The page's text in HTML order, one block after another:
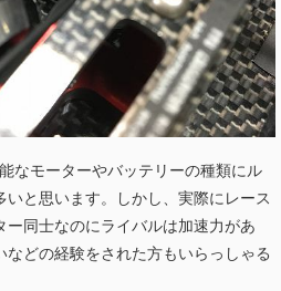
なモーターやバッテリーの種類にル
と思います。しかし、実際にレース
同士なのにライバルは加速力があ
どの経験をされた方もいらっしゃる